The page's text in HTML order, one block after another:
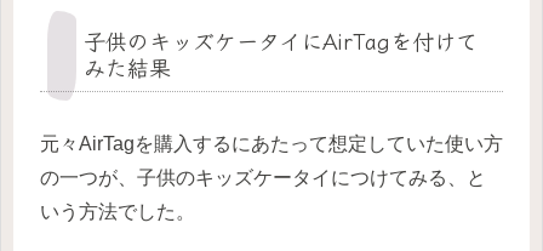
子供のキッズケータイにAirTagを付けて
みた結果
元々AirTagを購入するにあたって想定していた使い方
の一つが、 子供のキッズケータイにつけてみる
、と
いう方法でした。